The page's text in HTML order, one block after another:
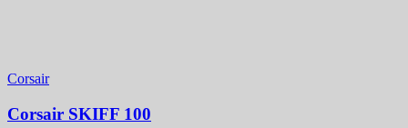
Corsair
Corsair SKIFF 100